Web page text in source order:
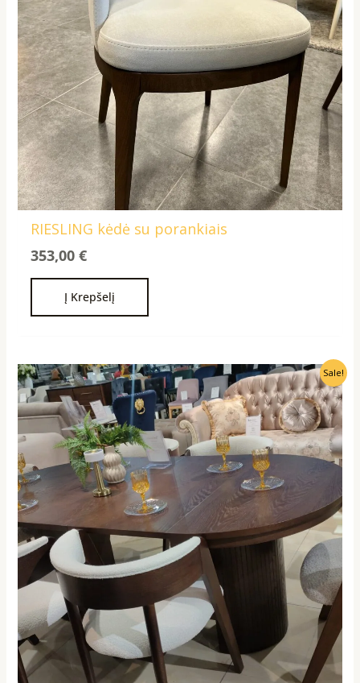
RIESLING kėdė su porankiais
353,00€
Į Krepšelį
Sale!
Original
price
was:
1200,00 €.
Current
price
is:
999,00 €.